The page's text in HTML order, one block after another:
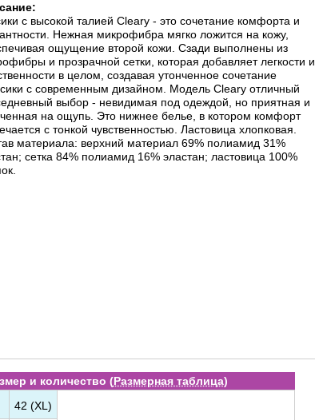
с высокой талией Cleary - это сочетание комфорта и
Нежная микрофибра мягко ложится на кожу,
ощущение второй кожи. Сзади выполнены из
и прозрачной сетки, которая добавляет легкости и
в целом, создавая утонченное сочетание
с современным дизайном. Модель Cleary отличный
выбор - невидимая под одеждой, но приятная и
на ощупь. Это нижнее белье, в котором комфорт
с тонкой чувственностью. Ластовица хлопковая.
материала: верхний материал 69% полиамид 31%
сетка 84% полиамид 16% эластан; ластовица 100%
и количество (Размерная таблица)
42 (XL)